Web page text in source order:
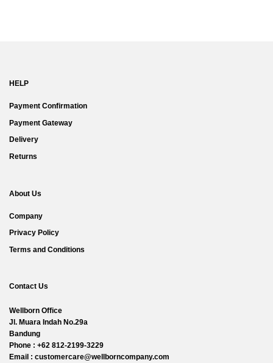
HELP
Payment Confirmation
Payment Gateway
Delivery
Returns
About Us
Company
Privacy Policy
Terms and Conditions
Contact Us
Wellborn Office
Jl. Muara Indah No.29a
Bandung
Phone : +62 812-2199-3229
Email : customercare@wellborncompany.com